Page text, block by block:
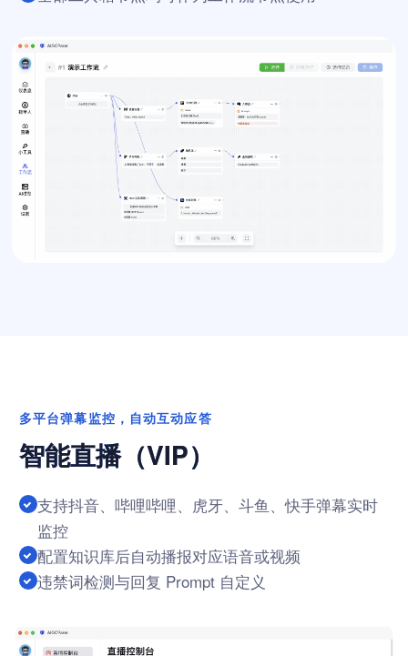
多平台弹幕监控，自动互动应答
智能直播（VIP）
支持抖音、哔哩哔哩、虎牙、斗鱼、快手弹幕实时
监控
配置知识库后自动播报对应语音或视频
违禁词检测与回复 Prompt 自定义